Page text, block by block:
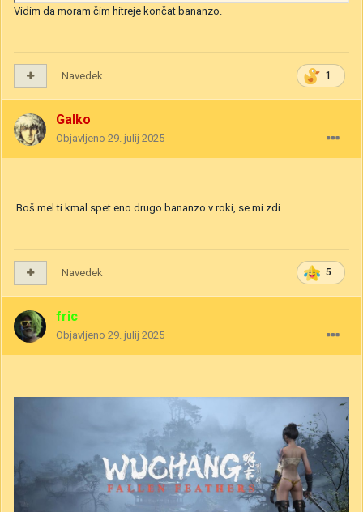
Vidim da moram čim hitreje končat bananzo.
1
Navedek
Galko
Objavljeno 29. julij 2025
Boš mel ti kmal spet eno drugo bananzo v roki, se mi zdi
5
Navedek
fric
Objavljeno 29. julij 2025